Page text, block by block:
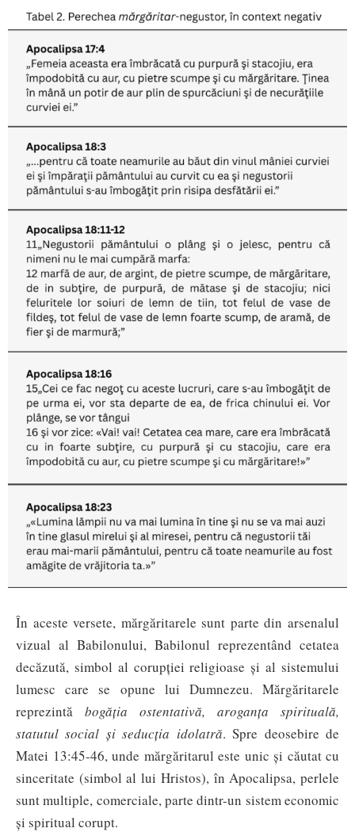
În aceste versete, mărgăritarele sunt parte din arsenalul
vizual al Babilonului, Babilonul reprezentând cetatea
decăzută, simbol al corupției religioase și al sistemului
lumesc care se opune lui Dumnezeu. Mărgăritarele
reprezintă bogăția ostentativă, aroganța spirituală,
statutul social și seducția idolatră. Spre deosebire de
Matei 13:45-46, unde mărgăritarul este unic și căutat cu
sinceritate (simbol al lui Hristos), în Apocalipsa, perlele
sunt multiple, comerciale, parte dintr-un sistem economic
și spiritual corupt.